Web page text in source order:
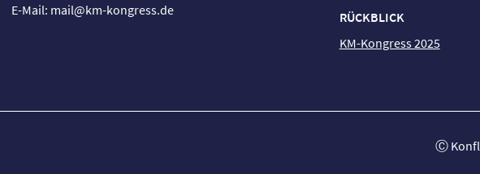
E-Mail: mail@km-kongress.de
RÜCKBLICK
KM-Kongress 2025
Ⓒ